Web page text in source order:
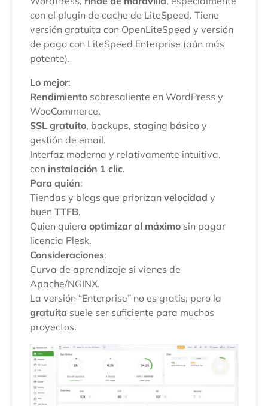
con el plugin de cache de LiteSpeed. Tiene
versión gratuita con OpenLiteSpeed y versión
de pago con LiteSpeed Enterprise (aún más
potente).
Lo mejor:
Rendimiento sobresaliente en WordPress y
WooCommerce.
SSL gratuito, backups, staging básico y
gestión de email.
Interfaz moderna y relativamente intuitiva,
con instalación 1 clic.
Para quién:
Tiendas y blogs que priorizan velocidad y
buen TTFB.
Quien quiera optimizar al máximo sin pagar
licencia Plesk.
Consideraciones:
Curva de aprendizaje si vienes de
Apache/NGINX.
La versión “Enterprise” no es gratis; pero la
gratuita suele ser suficiente para muchos
proyectos.